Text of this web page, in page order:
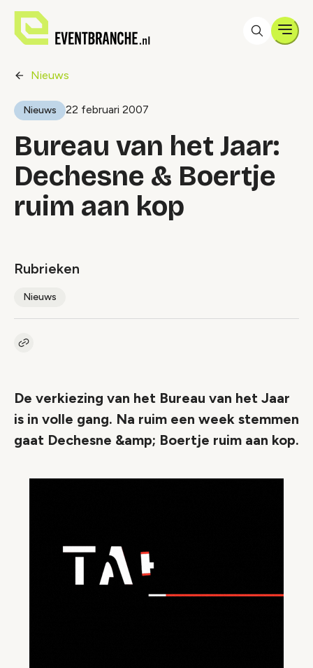
Nieuws
Nieuws 22 februari 2007
Bureau van het Jaar:
Dechesne & Boertje
ruim aan kop
Rubrieken
Nieuws
Kopieer link naar artikel
De verkiezing van het Bureau van het Jaar
is in volle gang. Na ruim een week stemmen
gaat Dechesne &amp; Boertje ruim aan kop.